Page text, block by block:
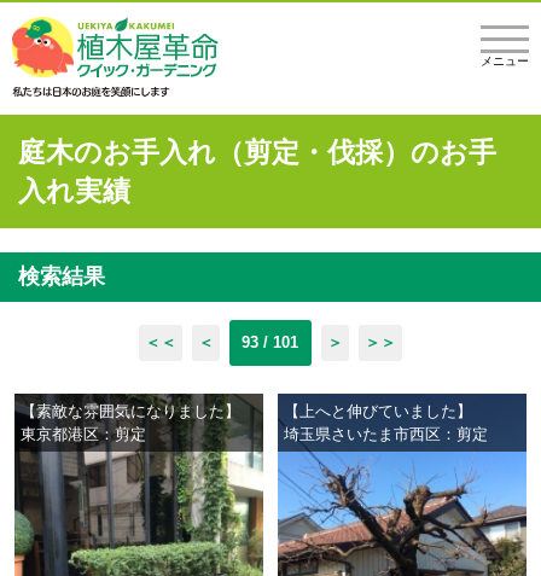
メニュー
庭木のお手入れ（剪定・伐採）のお手
入れ実績
検索結果
＜＜ ＜ 93 / 101 ＞ ＞＞
【素敵な雰囲気になりました】
東京都港区：剪定
【上へと伸びていました】
埼玉県さいたま市西区：剪定